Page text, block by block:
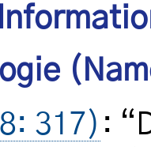
317) :